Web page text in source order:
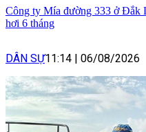
Công ty Mía đường 333 ở Đắk
hơi 6 tháng
DÂN SỰ11:14 | 06/08/2026